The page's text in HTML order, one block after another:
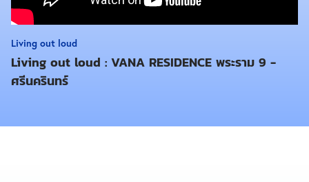
Living out loud
Living out loud : VANA RESIDENCE พระราม 9 -
ศรีนครินทร์